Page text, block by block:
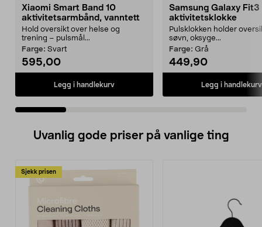
Xiaomi Smart Band 10
aktivitetsarmbånd, vanntett
Hold oversikt over helse og
trening – pulsmål...
Farge: Svart
595,00
Legg i handlekurv
Samsung Galaxy Fit3
aktivitetsklokke
Pulsklokken holder
søvn, oksyge...
Farge: Grå
449,90
Legg i handlekurv
Uvanlig gode priser på vanlige ting
Sjekk prisen